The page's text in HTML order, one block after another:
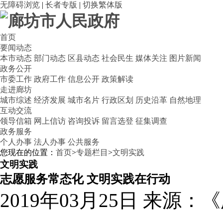
无障碍浏览 | 长者专版 | 切换繁体版
首页
要闻动态
本市动态 部门动态 区县动态 社会民生 媒体关注 图片新闻
政务公开
市委工作 政府工作 信息公开 政策解读
走进廊坊
城市综述 经济发展 城市名片 行政区划 历史沿革 自然地理
互动交流
领导信箱 网上信访 咨询投诉 留言选登 征集调查
政务服务
个人办事 法人办事 公共服务
您现在的位置： 首页>专题栏目 >文明实践
文明实践
志愿服务常态化 文明实践在行动
2019年03月25日 来源：